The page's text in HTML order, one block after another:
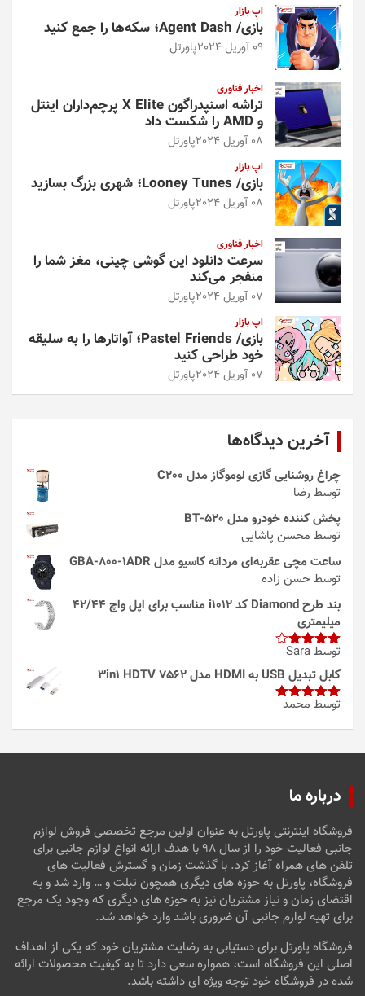
اپ بازار
بازی/ Agent Dash؛ سکه‌ها را جمع کنید
09 آوریل 2024 پاورتل
اخبار فناوری
تراشه اسنپدراگون X Elite پرچم‌داران اینتل
و AMD را شکست داد
08 آوریل 2024 پاورتل
اپ بازار
بازی/ Looney Tunes؛ شهری بزرگ بسازید
08 آوریل 2024 پاورتل
اخبار فناوری
سرعت دانلود این گوشی چینی، مغز شما را
منفجر می‌کند
07 آوریل 2024 پاورتل
اپ بازار
بازی/ Pastel Friends؛ آواتارها را به سلیقه
خود طراحی کنید
07 آوریل 2024 پاورتل
آخرین دیدگاه‌ها
چراغ روشنایی گازی لوموگاز مدل C200
توسط رضا
پخش کننده خودرو مدل 520-BT
توسط محسن پاشایی
ساعت مچی عقربه‌ای مردانه کاسیو مدل GBA-800-1ADR
توسط حسن زاده
بند طرح Diamond کد i1012 مناسب برای اپل واچ 42/44
میلیمتری
امتیاز4
از 5
توسط Sara
کابل تبدیل USB به HDMI مدل 3in1 HDTV 7562
امتیاز5از
توسط محمد
درباره ما
فروشگاه اینترنتی پاورتل به عنوان اولین مرجع تخصصی فروش لوازم
جانبی فعالیت خود را از سال ۹۸ با هدف ارائه انواع لوازم جانبی برای
تلفن های همراه آغاز کرد. با گذشت زمان و گسترش فعالیت های
فروشگاه، پاورتل به حوزه های دیگری همچون تبلت و … وارد شد و به
اقتضای زمان و نیاز مشتریان نیز به حوزه های دیگری که وجود یک مرجع
برای تهیه لوازم جانبی آن ضروری باشد وارد خواهد شد.
فروشگاه پاورتل برای دستیابی به رضایت مشتریان خود که یکی از اهداف
اصلی این فروشگاه است، همواره سعی دارد تا به کیفیت محصولات ارائه
شده در فروشگاه خود توجه ویژه ای داشته باشد.